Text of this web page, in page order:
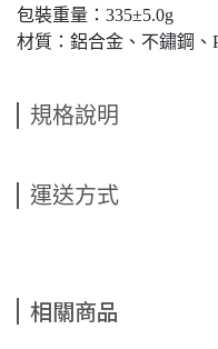
包裝重量：335±5.0g
材質：鋁合金、不鏽鋼、
規格說明
運送方式
相關商品